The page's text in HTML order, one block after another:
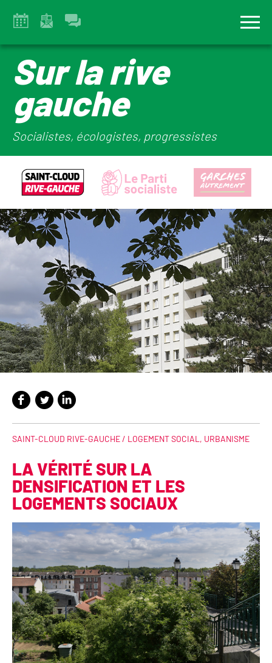
Sur la rive
gauche
Socialistes, écologistes, progressistes
SAINT-CLOUD RIVE-GAUCHE / LOGEMENT SOCIAL , URBANISME
LA VÉRITÉ SUR LA
DENSIFICATION ET LES
LOGEMENTS SOCIAUX